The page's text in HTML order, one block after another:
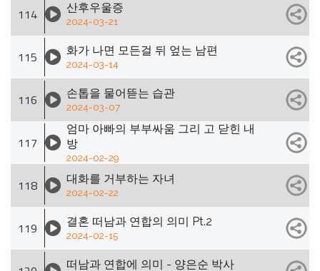
114 산후우울증
2024-03-21
115 화가 나면 모든걸 뒤 엎는 남편
2024-03-14
116 손톱을 물어뜯는 습관
2024-03-07
117
엄마 아빠의 부부싸움 그리 고 닫힌 내
방
2024-02-29
118 대화를 거부하는 자녀
2024-02-22
119 결혼 떠남과 연합의 의미 Pt.2
2024-02-15
떠남과 연합에 의미 - 양은순 박사